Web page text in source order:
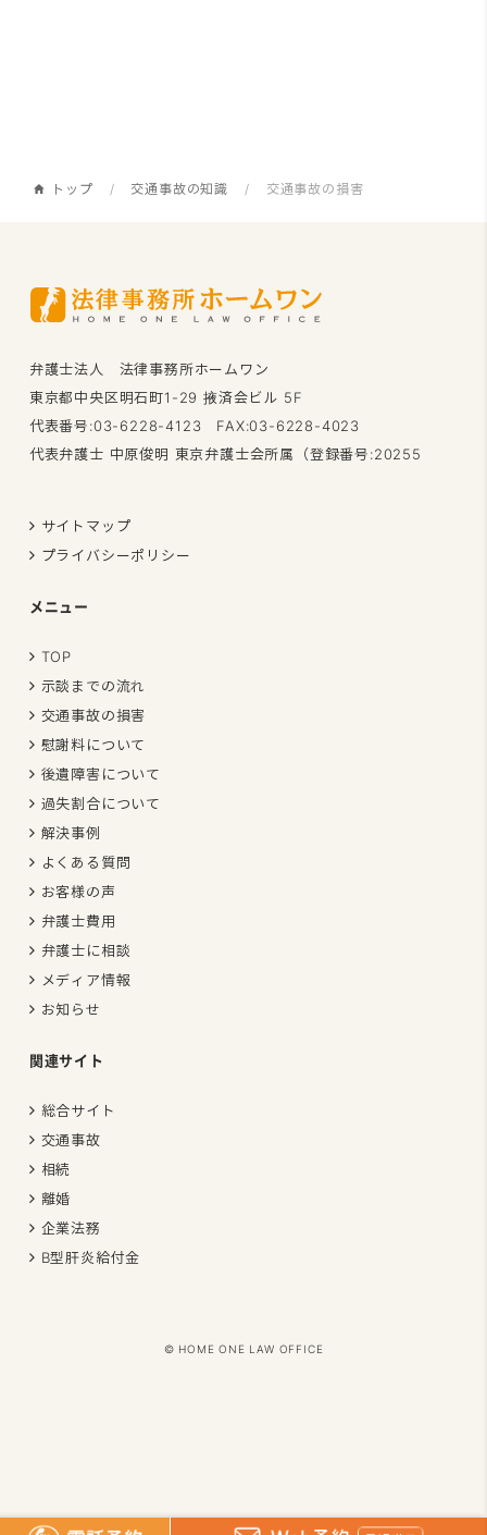
トップ 交通事故の知識 交通事故の損害
弁護士法人 法律事務所ホームワン
東京都中央区明石町1-29 掖済会ビル 5F
代表番号:03-6228-4123 FAX:03-6228-4023
代表弁護士 中原俊明 東京弁護士会所属（登録番号:20255
サイトマップ
プライバシーポリシー
メニュー
TOP
示談までの流れ
交通事故の損害
慰謝料について
後遺障害について
過失割合について
解決事例
よくある質問
お客様の声
弁護士費用
弁護士に相談
メディア情報
お知らせ
関連サイト
総合サイト
交通事故
相続
離婚
企業法務
B型肝炎給付金
©︎ HOME ONE LAW OFFICE